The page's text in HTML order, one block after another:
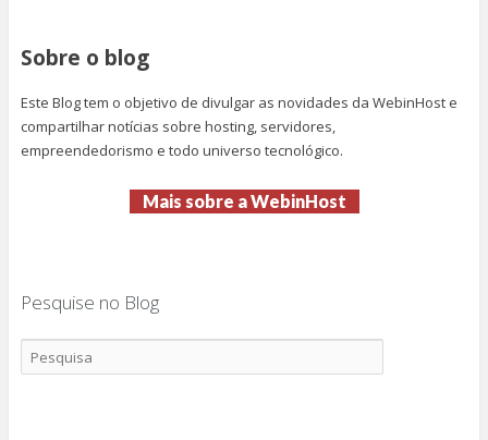
Sobre o blog
Este Blog tem o objetivo de divulgar as novidades da WebinHost e
compartilhar notícias sobre hosting, servidores,
empreendedorismo e todo universo tecnológico.
Mais sobre a WebinHost
Pesquise no Blog